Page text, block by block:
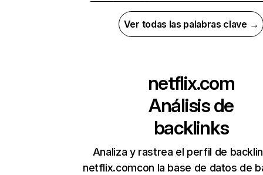
Ver todas las palabras clave →
netflix.com
Análisis de
backlinks
Analiza y rastrea el perfil de
netflix.comcon la base de datos de